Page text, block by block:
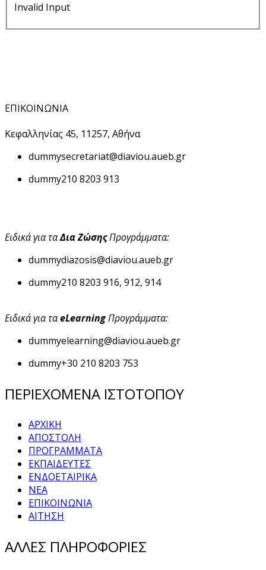
Invalid Input
ΕΠΙΚΟΙΝΩΝΙΑ
Κεφαλληνίας 45, 11257, Αθήνα
dummysecretariat@diaviou.aueb.gr
dummy210 8203 913
Ειδικά για ταΔια ΖώσηςΠρογράμματα:
dummydiazosis@diaviou.aueb.gr
dummy210 8203 916, 912, 914
Ειδικά για ταeLearningΠρογράμματα:
dummyelearning@diaviou.aueb.gr
dummy+30 210 8203 753
ΠΕΡΙΕΧΟΜΕΝΑ ΙΣΤΟΤΟΠΟΥ
ΑΡΧΙΚΗ
ΑΠΟΣΤΟΛΗ
ΠΡΟΓΡΑΜΜΑΤΑ
ΕΚΠΑΙΔΕΥΤΕΣ
ΕΝΔΟΕΤΑΙΡΙΚΑ
ΝΕΑ
ΕΠΙΚΟΙΝΩΝΙΑ
ΑΙΤΗΣΗ
ΑΛΛΕΣ ΠΛΗΡΟΦΟΡΙΕΣ